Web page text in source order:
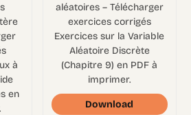
à
en
aléatoires – Télécharger
exercices corrigés
Exercices sur la Variable
Aléatoire Discrète
(Chapitre 9) en PDF à
imprimer.
Download